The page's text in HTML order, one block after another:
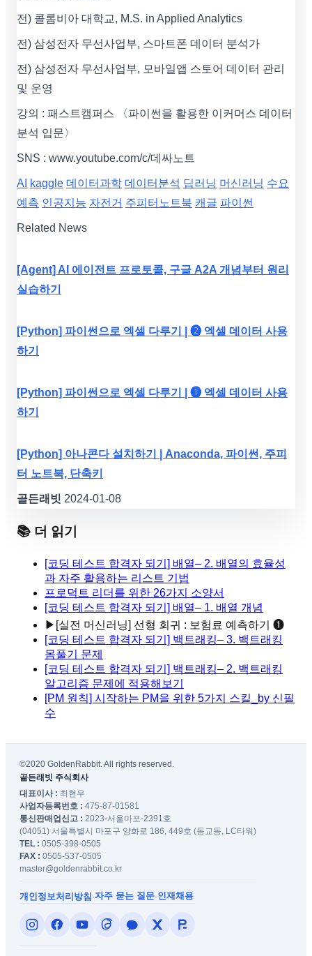
전) 콜롬비아 대학교, M.S. in Applied Analytics
전) 삼성전자 무선사업부, 스마트폰 데이터 분석가
전) 삼성전자 무선사업부, 모바일앱 스토어 데이터 관리
및 운영
강의 : 패스트캠퍼스 〈파이썬을 활용한 이커머스 데이터
분석 입문〉
SNS : www.youtube.com/c/데싸노트
AI kaggle 데이터과학 데이터분석 딥러닝 머신러닝 수요
예측 인공지능 자전거 주피터노트북 캐글 파이썬
Related News
[Agent] AI 에이전트 프로토콜, 구글 A2A 개념부터 원리
실습하기
[Python] 파이썬으로 엑셀 다루기 | ❷ 엑셀 데이터 사용
하기
[Python] 파이썬으로 엑셀 다루기 | ❶ 엑셀 데이터 사용
하기
[Python] 아나콘다 설치하기 | Anaconda, 파이썬, 주피
터 노트북, 단축키
골든래빗 2024-01-08
📚 더 읽기
[코딩 테스트 합격자 되기] 배열– 2. 배열의 효율성
과 자주 활용하는 리스트 기법
프로덕트 리더를 위한 26가지 소양서
[코딩 테스트 합격자 되기] 배열– 1. 배열 개념
▶ [실전 머신러닝] 선형 회귀 : 보험료 예측하기 ❶
[코딩 테스트 합격자 되기] 백트래킹– 3. 백트래킹
몸풀기 문제
[코딩 테스트 합격자 되기] 백트래킹– 2. 백트래킹
알고리즘 문제에 적용해보기
[PM 원칙] 시작하는 PM을 위한 5가지 스킬_by 신필
수
©2020 GoldenRabbit. All rights reserved.
골든래빗 주식회사
대표이사 : 최현우
사업자등록번호 : 475-87-01581
통신판매업신고 : 2023-서울마포-2391호
(04051) 서울특별시 마포구 양화로 186, 449호 (동교동, LC타워)
TEL : 0505-398-0505
FAX : 0505-537-0505
master@goldenrabbit.co.kr
개인정보처리방침 ·자주 묻는 질문·인재채용